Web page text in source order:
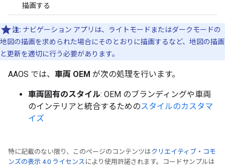
描画する
注: ナビゲーション アプリは、ライトモードまたはダークモードの
地図の描画を求められた場合にそのとおりに描画するなど、地図の描画
と更新を適切に行う必要があります。
AAOS では、 車両 OEM が次の処理を行います。
車両固有のスタイル: OEM のブランディングや車両
のインテリアと統合するためのスタイルのカスタマ
イズ
特に記載のない限り、このページのコンテンツはクリエイティブ・コモ
ンズの表示 4.0 ライセンス により使用許諾されます。コードサンプルは